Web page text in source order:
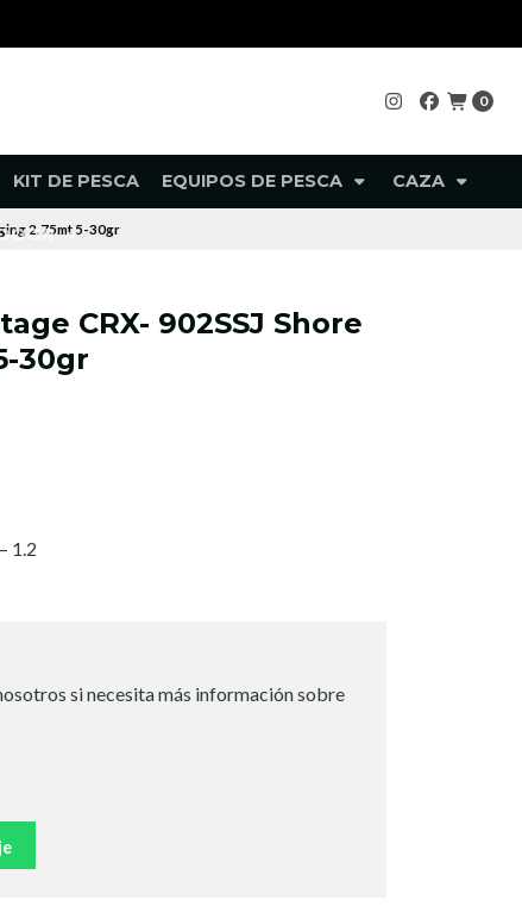
0
KIT DE PESCA EQUIPOS DE PESCA CAZA
2.75mt 5-30gr
CRX- 902SSJ Shore
30gr
1.2
si necesita más información sobre